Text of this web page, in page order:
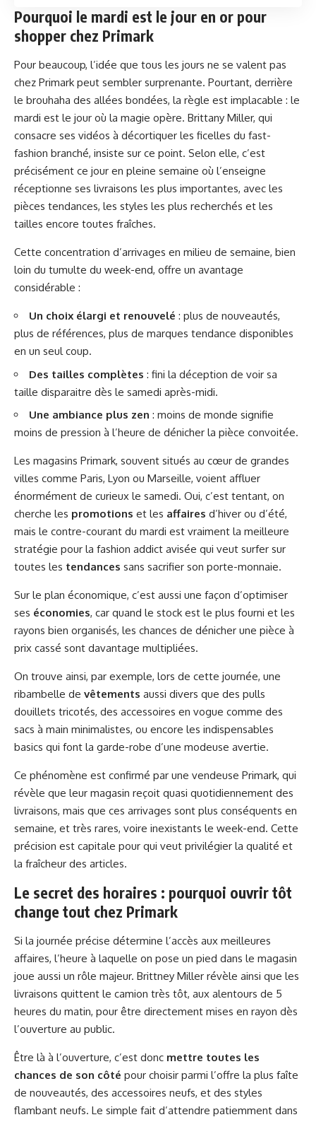
Pourquoi le mardi est le jour en or pour
shopper chez Primark
Pour beaucoup, l’idée que tous les jours ne se valent pas
chez Primark peut sembler surprenante. Pourtant, derrière
le brouhaha des allées bondées, la règle est implacable : le
mardi est le jour où la magie opère. Brittany Miller, qui
consacre ses vidéos à décortiquer les ficelles du fast-
fashion branché, insiste sur ce point. Selon elle, c’est
précisément ce jour en pleine semaine où l’enseigne
réceptionne ses livraisons les plus importantes, avec les
pièces tendances, les styles les plus recherchés et les
tailles encore toutes fraîches.
Cette concentration d’arrivages en milieu de semaine, bien
loin du tumulte du week-end, offre un avantage
considérable :
Un choix élargi et renouvelé : plus de nouveautés,
plus de références, plus de marques tendance disponibles
en un seul coup.
Des tailles complètes : fini la déception de voir sa
taille disparaitre dès le samedi après-midi.
Une ambiance plus zen : moins de monde signifie
moins de pression à l’heure de dénicher la pièce convoitée.
Les magasins Primark, souvent situés au cœur de grandes
villes comme Paris, Lyon ou Marseille, voient affluer
énormément de curieux le samedi. Oui, c’est tentant, on
cherche les promotions et les affaires d’hiver ou d’été,
mais le contre-courant du mardi est vraiment la meilleure
stratégie pour la fashion addict avisée qui veut surfer sur
toutes les tendances sans sacrifier son porte-monnaie.
Sur le plan économique, c’est aussi une façon d’optimiser
ses économies, car quand le stock est le plus fourni et les
rayons bien organisés, les chances de dénicher une pièce à
prix cassé sont davantage multipliées.
On trouve ainsi, par exemple, lors de cette journée, une
ribambelle de vêtements aussi divers que des pulls
douillets tricotés, des accessoires en vogue comme des
sacs à main minimalistes, ou encore les indispensables
basics qui font la garde-robe d’une modeuse avertie.
Ce phénomène est confirmé par une vendeuse Primark, qui
révèle que leur magasin reçoit quasi quotidiennement des
livraisons, mais que ces arrivages sont plus conséquents en
semaine, et très rares, voire inexistants le week-end. Cette
précision est capitale pour qui veut privilégier la qualité et
la fraîcheur des articles.
Le secret des horaires : pourquoi ouvrir tôt
change tout chez Primark
Si la journée précise détermine l’accès aux meilleures
affaires, l’heure à laquelle on pose un pied dans le magasin
joue aussi un rôle majeur. Brittney Miller révèle ainsi que les
livraisons quittent le camion très tôt, aux alentours de 5
heures du matin, pour être directement mises en rayon dès
l’ouverture au public.
Être là à l’ouverture, c’est donc mettre toutes les
chances de son côté pour choisir parmi l’offre la plus faîte
de nouveautés, des accessoires neufs, et des styles
flambant neufs. Le simple fait d’attendre patiemment dans